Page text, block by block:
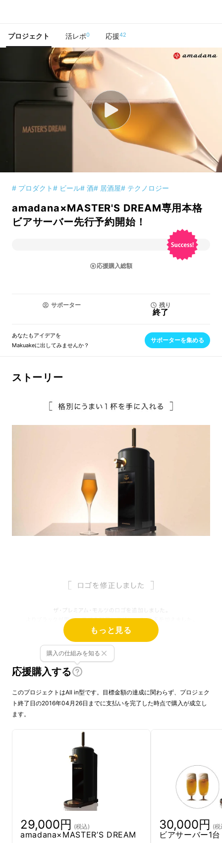
プロジェクト 活レポ0 応援42
# プロダクト# ビール# 酒# 居酒屋# テクノロジー
amadana×MASTER'S DREAM専用本格
ビアサーバー先行予約開始！
応援購入総額
サポーター 残り
終了
あなたもアイデアを
Makuakeに出してみませんか？
サポーターを集める
ストーリー
​ザ・プレミアム・モルツ 「MASTER'S
の代表/熊本浩志 が新たなライフスタイルを提
「とりあえずビールで乾杯」 それは本当
「カンから直飲み」 「ビンから直飲み」
もっと見る
応援購入する
購入の仕組みを知る
このプロジェクトはAll in型です。目標金額の達成に関わらず、プロジェク
ト終了日の2016年04月26日までに支払いを完了した時点で購入が成立し
ます。
29,000円 (税込)
amadana×MASTER’S DREAM
30,000円 (税
ビアサーバー1